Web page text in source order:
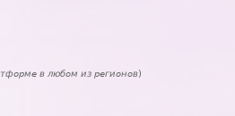
в любом из регионов)